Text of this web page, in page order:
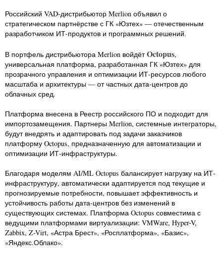
Российский VAD-дистрибьютор Merlion объявил о
стратегическом партнёрстве с ГК «Юзтех» — отечественным
разработчиком ИТ-продуктов и программных решений.
В портфель дистрибьютора Merlion войдётOctopus,
универсальная платформа, разработанная ГК «Юзтех» для
прозрачного управления и оптимизации ИТ-ресурсов любого
масштаба и архитектуры — от частных дата-центров до
облачных сред.
Платформа внесена в Реестр российского ПО и подходит для
импортозамещения. Партнеры Merlion, системные интеграторы,
будут внедрять и адаптировать под задачи заказчиков
платформу Octopus, предназначенную для автоматизации и
оптимизации ИТ-инфраструктуры.
Благодаря моделям AI/ML Octopus балансирует нагрузку на ИТ-
инфраструктуру, автоматически адаптируется под текущие и
прогнозируемые потребности, повышает эффективность и
устойчивость работы дата-центров без изменений в
существующих системах. Платформа Octopus совместима с
ведущими платформами виртуализации: VMWare, Hyper-V,
Zabbix, Z-Virt, «Астра Брест», «Росплатформа», «Базис»,
«Яндекс.Облако».